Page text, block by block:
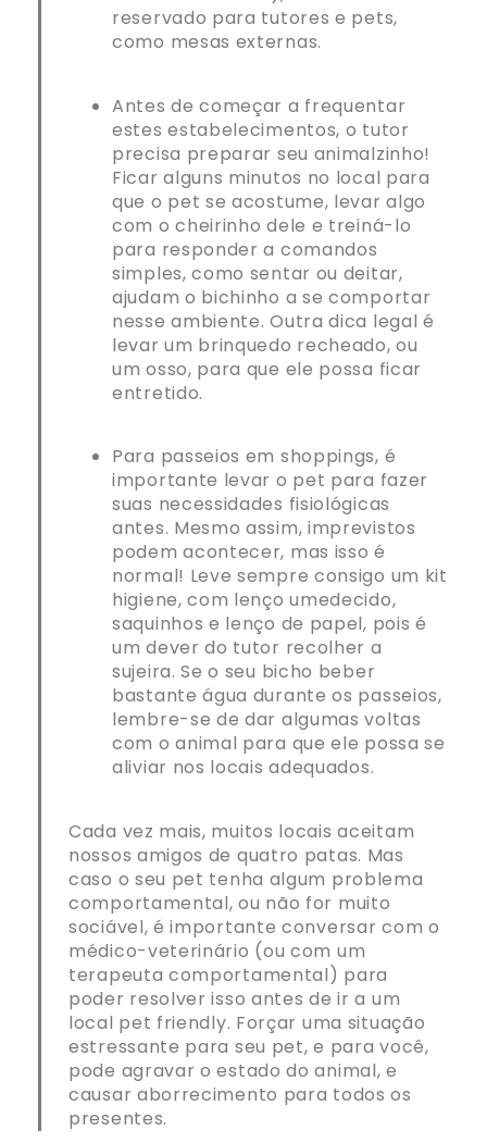
reservado para tutores e pets,
como mesas externas.
Antes de começar a frequentar
estes estabelecimentos, o tutor
precisa preparar seu animalzinho!
Ficar alguns minutos no local para
que o pet se acostume, levar algo
com o cheirinho dele e treiná-lo
para responder a comandos
simples, como sentar ou deitar,
ajudam o bichinho a se comportar
nesse ambiente. Outra dica legal é
levar um brinquedo recheado, ou
um osso, para que ele possa ficar
entretido.
Para passeios em shoppings, é
importante levar o pet para fazer
suas necessidades fisiológicas
antes. Mesmo assim, imprevistos
podem acontecer, mas isso é
normal! Leve sempre consigo um kit
higiene, com lenço umedecido,
saquinhos e lenço de papel, pois é
um dever do tutor recolher a
sujeira. Se o seu bicho beber
bastante água durante os passeios,
lembre-se de dar algumas voltas
com o animal para que ele possa se
aliviar nos locais adequados.
Cada vez mais, muitos locais aceitam
nossos amigos de quatro patas. Mas
caso o seu pet tenha algum problema
comportamental, ou não for muito
sociável, é importante conversar com o
médico-veterinário (ou com um
terapeuta comportamental) para
poder resolver isso antes de ir a um
local pet friendly. Forçar uma situação
estressante para seu pet, e para você,
pode agravar o estado do animal, e
causar aborrecimento para todos os
presentes.